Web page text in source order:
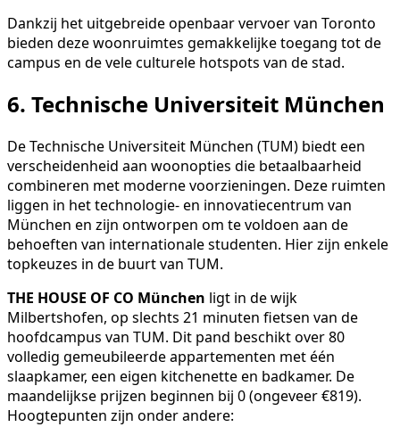
Dankzij het uitgebreide openbaar vervoer van Toronto
bieden deze woonruimtes gemakkelijke toegang tot de
campus en de vele culturele hotspots van de stad.
6. Technische Universiteit München
De Technische Universiteit München (TUM) biedt een
verscheidenheid aan woonopties die betaalbaarheid
combineren met moderne voorzieningen. Deze ruimten
liggen in het technologie- en innovatiecentrum van
München en zijn ontworpen om te voldoen aan de
behoeften van internationale studenten. Hier zijn enkele
topkeuzes in de buurt van TUM.
THE HOUSE OF CO München ligt in de wijk
Milbertshofen, op slechts 21 minuten fietsen van de
hoofdcampus van TUM. Dit pand beschikt over 80
volledig gemeubileerde appartementen met één
slaapkamer, een eigen kitchenette en badkamer. De
maandelijkse prijzen beginnen bij 0 (ongeveer €819).
Hoogtepunten zijn onder andere: